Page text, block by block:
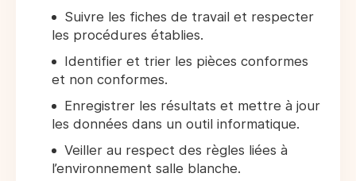
Suivre les fiches de travail et respecter
les procédures établies.
Identifier et trier les pièces conformes
et non conformes.
Enregistrer les résultats et mettre à jour
les données dans un outil informatique.
Veiller au respect des règles liées à
l’environnement salle blanche.